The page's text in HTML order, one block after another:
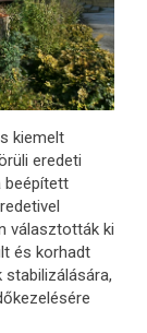
kiemelt
eredeti
beépített
választották ki
és korhadt